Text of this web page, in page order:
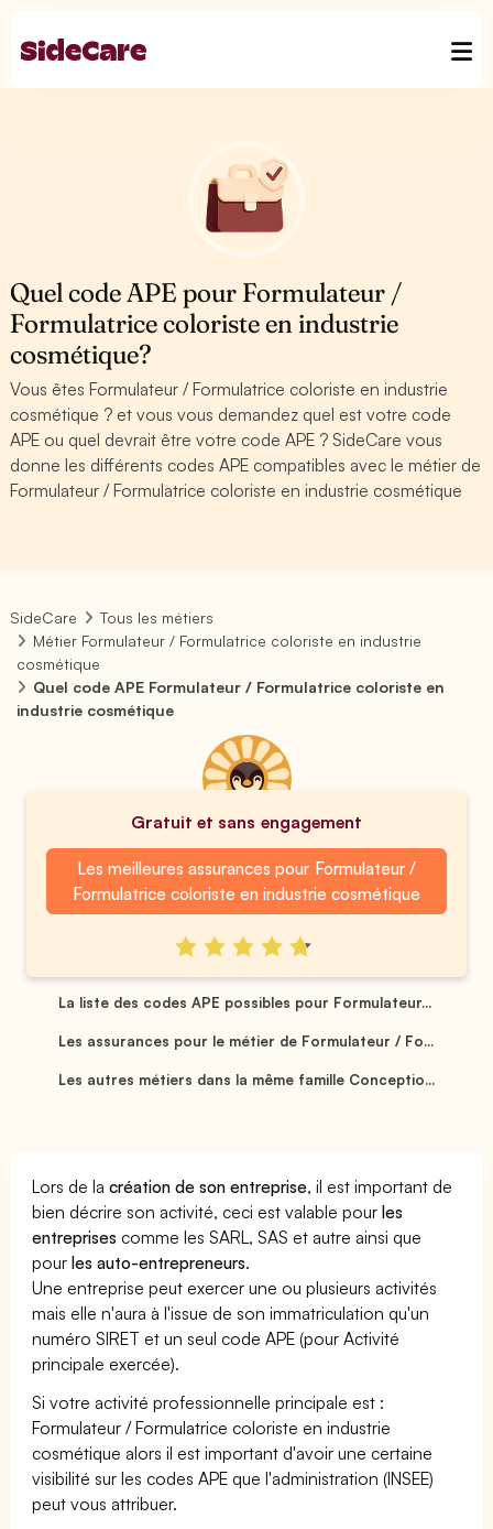
Quel code APE pour Formulateur /
Formulatrice coloriste en industrie
cosmétique?
Vous êtes Formulateur / Formulatrice coloriste en industrie
cosmétique ? et vous vous demandez quel est votre code
APE ou quel devrait être votre code APE ? SideCare vous
donne les différents codes APE compatibles avec le métier de
Formulateur / Formulatrice coloriste en industrie cosmétique
SideCare
Tous les métiers
Métier Formulateur / Formulatrice coloriste en industrie
cosmétique
Quel code APE Formulateur / Formulatrice coloriste en
industrie cosmétique
Gratuit et sans engagement
Les meilleures assurances pour Formulateur /
Formulatrice coloriste en industrie cosmétique
La liste des codes APE possibles pour Formulateur...
Les assurances pour le métier de Formulateur / Fo...
Les autres métiers dans la même famille Conceptio...
Lors de lacréation de son entreprise, il est important de
bien décrire son activité, ceci est valable pourles
entreprises comme les SARL, SAS et autre ainsi que
pourles auto-entrepreneurs.
Une entreprise peut exercer une ou plusieurs activités
mais elle n'aura à l'issue de son immatriculation qu'un
numéro SIRET et un seul code APE (pour Activité
principale exercée).
Si votre activité professionnelle principale est :
Formulateur / Formulatrice coloriste en industrie
cosmétique alors il est important d'avoir une certaine
visibilité sur les codes APE que l'administration (INSEE)
peut vous attribuer.